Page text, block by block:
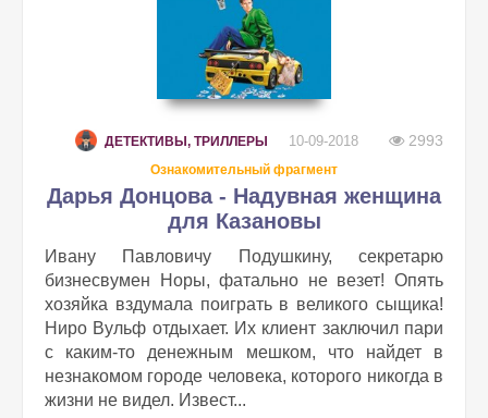
ДЕТЕКТИВЫ, ТРИЛЛЕРЫ 10-09-2018 2993
Ознакомительный фрагмент
Дарья Донцова - Надувная женщина
для Казановы
Ивану Павловичу Подушкину, секретарю
бизнесвумен Норы, фатально не везет! Опять
хозяйка вздумала поиграть в великого сыщика!
Ниро Вульф отдыхает. Их клиент заключил пари
с каким-то денежным мешком, что найдет в
незнакомом городе человека, которого никогда в
жизни не видел. Извест...